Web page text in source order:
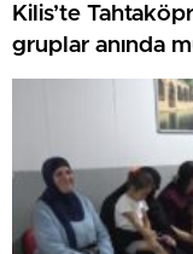
Kilis’te
gruplar anında